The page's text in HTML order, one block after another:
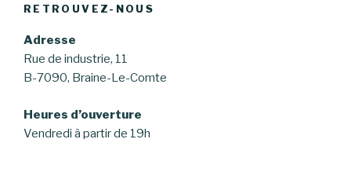
RETROUVEZ-NOUS
Adresse
Rue de industrie, 11
B-7090, Braine-Le-Comte
Heures d’ouverture
Vendredi à partir de 19h